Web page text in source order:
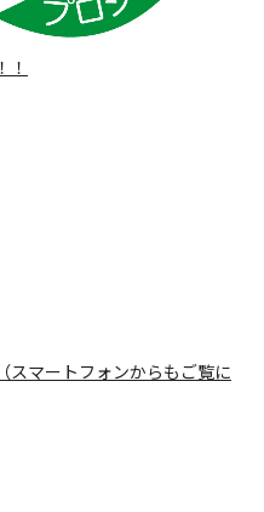
！
スマートフォンからもご覧に